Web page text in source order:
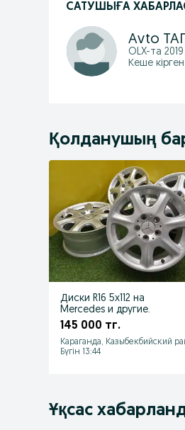
САТУШЫҒА
Аvto
OLX-та
Кеше
Қолданушың
Диски R16 5x112 на
Mercedes и другие.
145 000 тг.
Караганда, Казыбекбийский
Бүгін 13:44
Ұқсас